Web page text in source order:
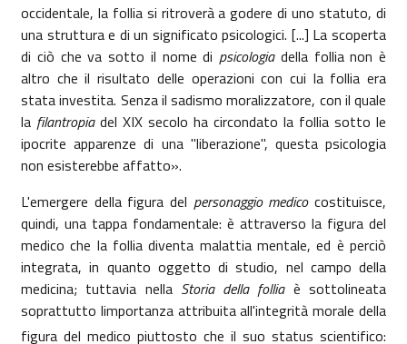
occidentale, la follia si ritroverà a godere di uno statuto, di
una struttura e di un significato psicologici. [...] La scoperta
di ciò che va sotto il nome di psicologiadella follia non è
altro che il risultato delle operazioni con cui la follia era
stata investita. Senza il sadismo moralizzatore, con il quale
la filantropiadel XIX secolo ha circondato la follia sotto le
ipocrite apparenze di una "liberazione", questa psicologia
non esisterebbe affatto».
L'emergere della figura del personaggio medicocostituisce,
quindi, una tappa fondamentale: è attraverso la figura del
medico che la follia diventa malattia mentale, ed è perciò
integrata, in quanto oggetto di studio, nel campo della
medicina; tuttavia nella Storia della folliaè sottolineata
soprattutto limportanza attribuita all'integrità morale della
figura del medico piuttosto che il suo status scientifico: